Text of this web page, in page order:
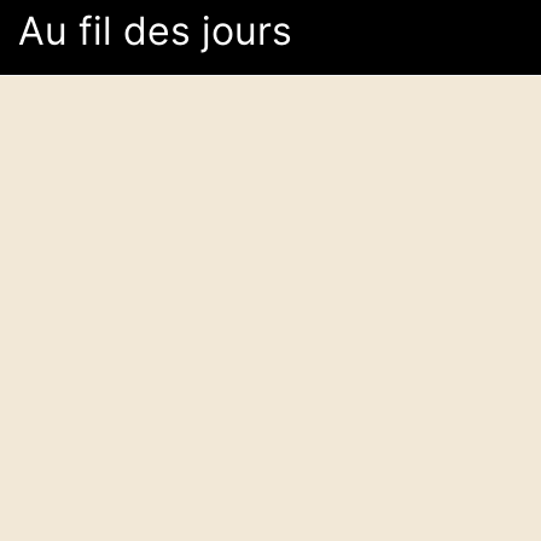
Au fil des jours
Delmas, Terton
Chacun sa personnalité